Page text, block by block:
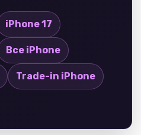
iPhone 17
Все iPhone
Trade-in iPhone